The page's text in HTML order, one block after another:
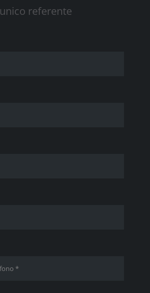
unico referente